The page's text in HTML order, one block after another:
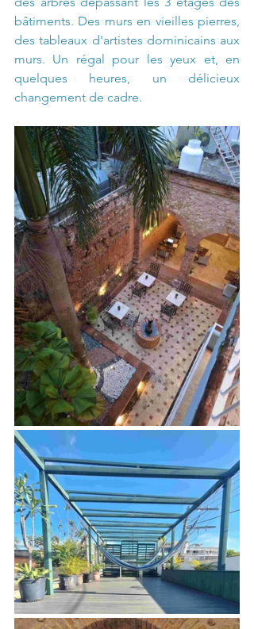
bâtiments. Des murs en vieilles pierres,
des tableaux d'artistes dominicains aux
murs. Un régal pour les yeux et, en
quelques heures, un délicieux
changement de cadre.